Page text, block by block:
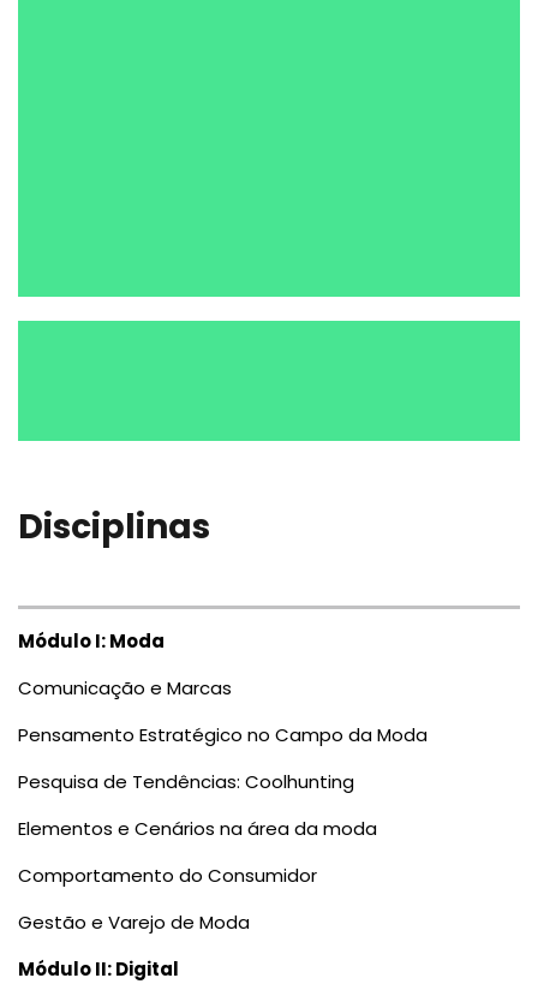
Disciplinas
Módulo I: Moda
Comunicação e Marcas
Pensamento Estratégico no Campo da Moda
Pesquisa de Tendências: Coolhunting
Elementos e Cenários na área da moda
Comportamento do Consumidor
Gestão e Varejo de Moda
Módulo II: Digital